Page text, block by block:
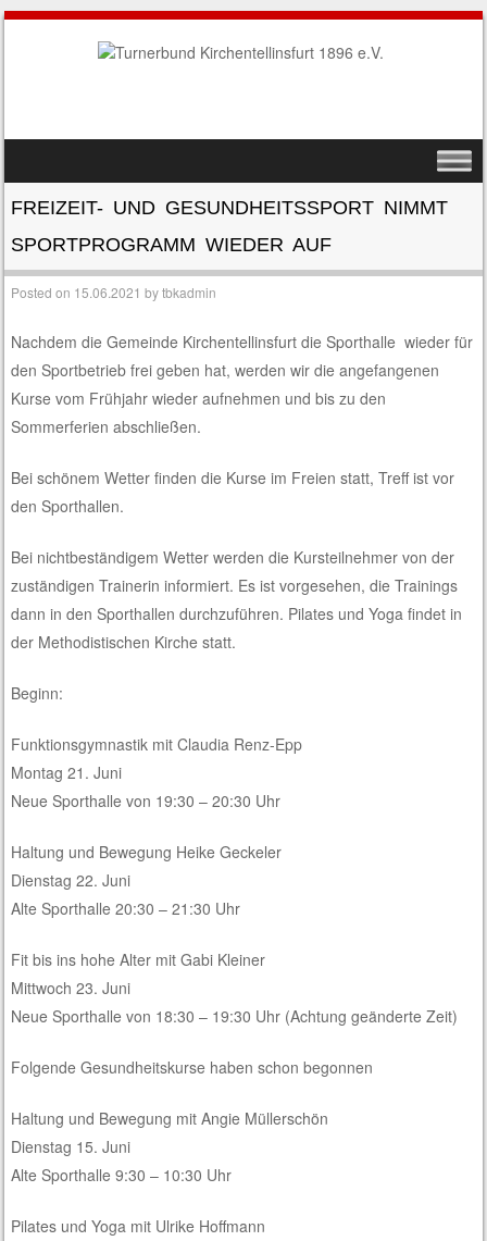
MENU
FREIZEIT- UND GESUNDHEITSSPORT NIMMT
SPORTPROGRAMM WIEDER AUF
Posted on 15.06.2021 bytbkadmin
Nachdemdie Gemeinde Kirchentellinsfurt die Sporthalle wieder für
den Sportbetrieb frei geben hat,werden wir die angefangenen
Kurse vom Frühjahr wieder aufnehmen und bis zu den
Sommerferien abschließen.
Bei schönem Wetter finden die Kurse im Freien statt, Treff ist vor
den Sporthallen.
Bei nichtbeständigem Wetter werden die Kursteilnehmer vonder
zuständigen Trainerin informiert. Es ist vorgesehen, die Trainings
dann in den Sporthallen durchzuführen. Pilates und Yogafindetin
der Methodistischen Kirche statt.
Beginn:
Funktionsgymnastik mit Claudia Renz-Epp
Montag 21. Juni
Neue Sporthalle von 19:30 – 20:30 Uhr
Haltung und Bewegung Heike Geckeler
Dienstag 22. Juni
Alte Sporthalle 20:30 – 21:30 Uhr
Fitbis ins hohe Alter mit Gabi Kleiner
Mittwoch 23. Juni
Neue Sporthalle von 18:30 – 19:30 Uhr (Achtung geänderte Zeit)
FolgendeGesundheitskurse haben schon begonnen
Haltung und Bewegung mit Angie Müllerschön
Dienstag 15. Juni
Alte Sporthalle 9:30 – 10:30 Uhr
Pilates und Yoga mit Ulrike Hoffmann